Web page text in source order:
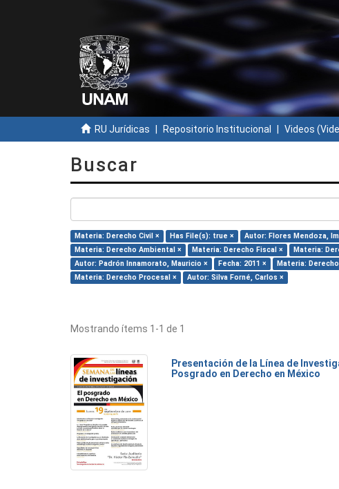
RU Jurídicas Repositorio Institucional Videos
Buscar
Materia: Derecho Civil × Has File(s): true × Autor: Flores Mendoza,
Materia: Derecho Ambiental ×
Materia: Derecho Fiscal × Materia:
Autor: Padrón Innamorato, Mauricio ×
Fecha: 2011 × Materia:
Materia: Derecho Procesal ×
Autor: Silva Forné, Carlos ×
Mostrando ítems 1-1 de 1
Presentación de la Línea de
Posgrado en Derecho en México